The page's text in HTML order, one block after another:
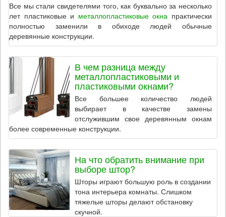
Все мы стали свидетелями того, как буквально за несколько
лет пластиковые и металлопластиковые окна практически
полностью заменили в обиходе людей обычные
деревянные конструкции.
В чем разница между
металлопластиковыми и
пластиковыми окнами?
Все большее количество людей
выбирает в качестве замены
отслужившим свое деревянным окнам
более современные конструкции.
На что обратить внимание при
выборе штор?
Шторы играют большую роль в создании
тона интерьера комнаты. Слишком
тяжелые шторы делают обстановку
скучной.